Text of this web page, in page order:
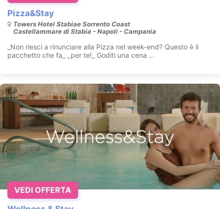
Pizza&Stay
Towers Hotel Stabiae Sorrento Coast
Castellammare di Stabia - Napoli - Campania
_Non riesci a rinunciare alla Pizza nel week-end? Questo è il
pacchetto che fa_ _per te!_ Goditi una cena ...
VEDI OFFERTA